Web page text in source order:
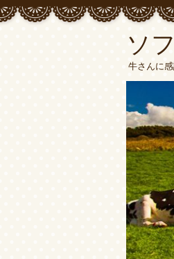
ソ
牛さんに